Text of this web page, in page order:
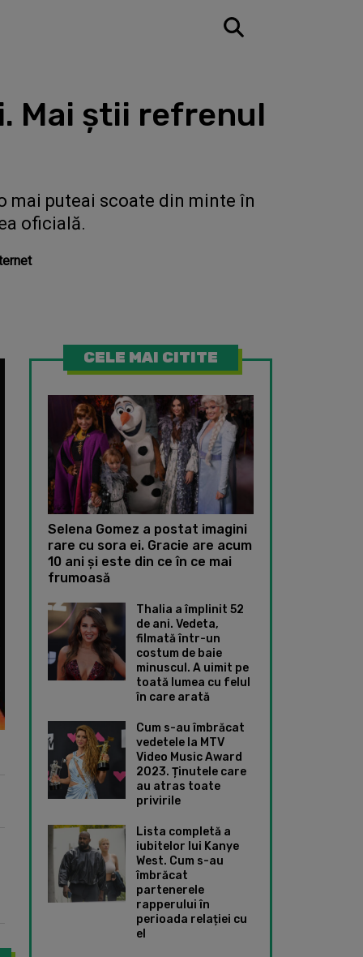
Mai ştii refrenul
mai puteai scoate din minte în
oficială.
CELE MAI CITITE
Selena Gomez a postat imagini
rare cu sora ei. Gracie are acum
10 ani și este din ce în ce mai
frumoasă
Thalia a împlinit 52
de ani. Vedeta,
filmată într-un
costum de baie
minuscul. A uimit pe
toată lumea cu felul
în care arată
Cum s-au îmbrăcat
vedetele la MTV
Video Music Award
2023. Ținutele care
au atras toate
privirile
Lista completă a
iubitelor lui Kanye
West. Cum s-au
îmbrăcat
partenerele
rapperului în
perioada relației cu
el